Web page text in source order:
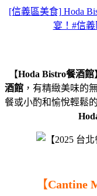
[信義區美食] Hoda
宴！#信
【Hoda Bistro餐酒館
酒館 ，有精緻美味的
餐或小酌和愉悅輕鬆
【Cantine